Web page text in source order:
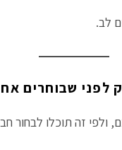
לב.
לפני שבוחרים
זה תוכלו לבחור